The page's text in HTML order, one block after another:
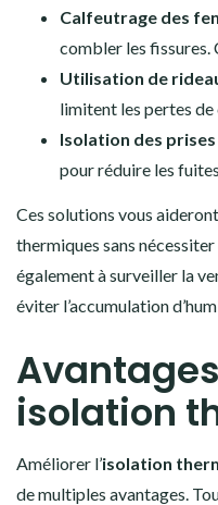
Calfeutrage des
combler les fissures.
Utilisation de
limitent les pertes
Isolation des
pour réduire les
Ces solutions vous
thermiques sans
également à surveiller la
éviter l’accumulation
isolation
Améliorer l’isolation
de multiples avantages.